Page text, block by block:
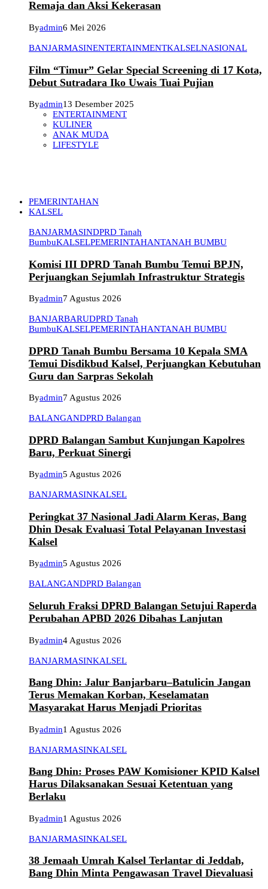
Remaja dan Aksi Kekerasan
Byadmin6 Mei 2026
BANJARMASINENTERTAINMENTKALSELNASIONAL
Film “Timur” Gelar Special Screening di 17 Kota,
Debut Sutradara Iko Uwais Tuai Pujian
Byadmin13 Desember 2025
ENTERTAINMENT
KULINER
ANAK MUDA
LIFESTYLE
PEMERINTAHAN
KALSEL
BANJARMASINDPRD Tanah
BumbuKALSELPEMERINTAHANTANAH BUMBU
Komisi III DPRD Tanah Bumbu Temui BPJN,
Perjuangkan Sejumlah Infrastruktur Strategis
Byadmin7 Agustus 2026
BANJARBARUDPRD Tanah
BumbuKALSELPEMERINTAHANTANAH BUMBU
DPRD Tanah Bumbu Bersama 10 Kepala SMA
Temui Disdikbud Kalsel, Perjuangkan Kebutuhan
Guru dan Sarpras Sekolah
Byadmin7 Agustus 2026
BALANGANDPRD Balangan
DPRD Balangan Sambut Kunjungan Kapolres
Baru, Perkuat Sinergi
Byadmin5 Agustus 2026
BANJARMASINKALSEL
Peringkat 37 Nasional Jadi Alarm Keras, Bang
Dhin Desak Evaluasi Total Pelayanan Investasi
Kalsel
Byadmin5 Agustus 2026
BALANGANDPRD Balangan
Seluruh Fraksi DPRD Balangan Setujui Raperda
Perubahan APBD 2026 Dibahas Lanjutan
Byadmin4 Agustus 2026
BANJARMASINKALSEL
Bang Dhin: Jalur Banjarbaru–Batulicin Jangan
Terus Memakan Korban, Keselamatan
Masyarakat Harus Menjadi Prioritas
Byadmin1 Agustus 2026
BANJARMASINKALSEL
Bang Dhin: Proses PAW Komisioner KPID Kalsel
Harus Dilaksanakan Sesuai Ketentuan yang
Berlaku
Byadmin1 Agustus 2026
BANJARMASINKALSEL
38 Jemaah Umrah Kalsel Terlantar di Jeddah,
Bang Dhin Minta Pengawasan Travel Dievaluasi